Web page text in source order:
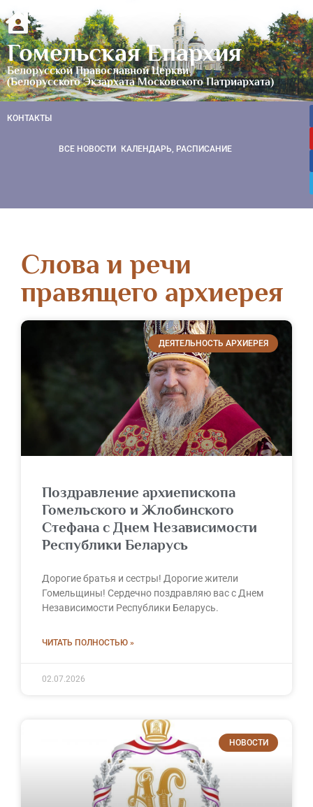
Гомельская Епархия
Белорусской Православной Церкви
(Белорусского Экзархата Московского Патриархата)
КОНТАКТЫ
ВСЕ НОВОСТИ КАЛЕНДАРЬ, РАСПИСАНИЕ
Слова и речи
правящего архиерея
ДЕЯТЕЛЬНОСТЬ АРХИЕРЕЯ
Поздравление архиепископа
Гомельского и Жлобинского
Стефана с Днем Независимости
Республики Беларусь
Дорогие братья и сестры! Дорогие жители
Гомельщины! Сердечно поздравляю вас с Днем
Независимости Республики Беларусь.
ЧИТАТЬ ПОЛНОСТЬЮ »
02.07.2026
НОВОСТИ